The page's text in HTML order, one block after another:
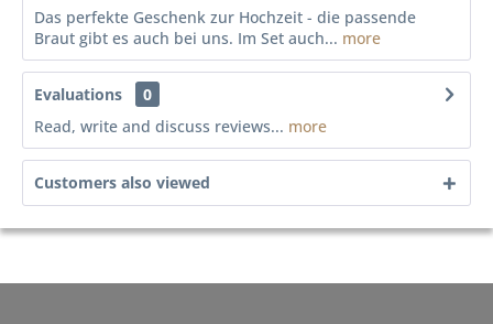
Das perfekte Geschenk zur Hochzeit - die passende
Braut gibt es auch bei uns. Im Set auch... more
Evaluations
0
Read, write and discuss reviews... more
Customers also viewed